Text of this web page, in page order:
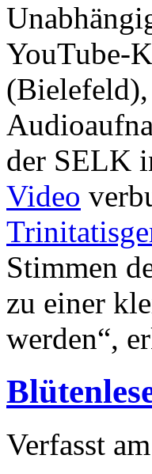
YouTube-
(Bielefeld),
der SELK
Video
Stimmen
zu einer
werden“,
Verfasst am